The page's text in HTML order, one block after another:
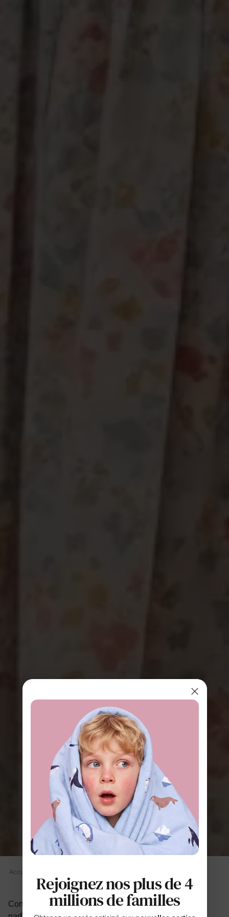
Accueil
Consultez nos tableaux de tailles pour trouver la coupe
Rejoignez nos plus de 4
millions de familles